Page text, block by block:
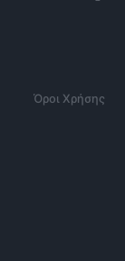
Όροι Χρήσης